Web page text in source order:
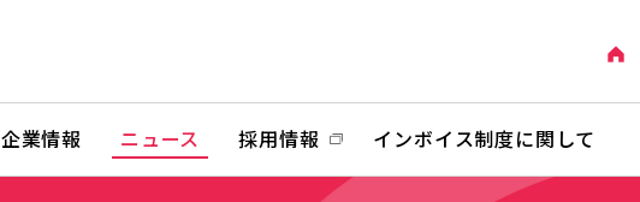
企業情報 ニュース 採用情報 インボイス制度に関して